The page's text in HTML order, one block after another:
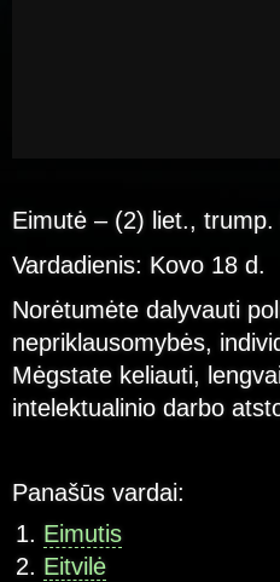
Eimutė – (2) liet.,
Vardadienis: Kovo 18 d.
Norėtumėte dalyvauti
nepriklausomybės,
Mėgstate keliauti,
intelektualinio darbo
Panašūs vardai:
Eimutis
Eitvilė